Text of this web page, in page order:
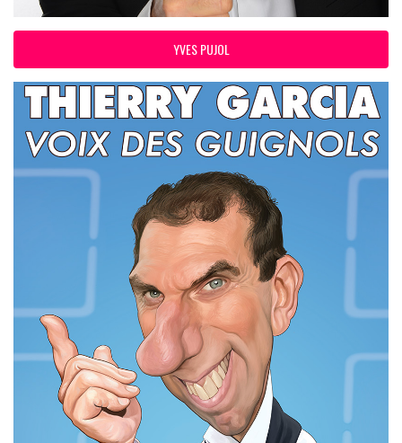
YVES PUJOL